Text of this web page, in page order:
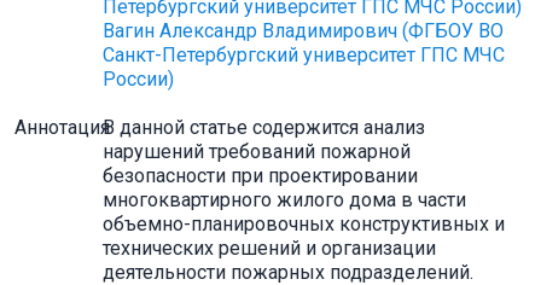
Петербургский университет ГПС МЧС России)
Вагин Александр Владимирович (ФГБОУ ВО
Санкт-Петербургский университет ГПС МЧС
России)
АннотацияВ данной статье содержится анализ
нарушений требований пожарной
безопасности при проектировании
многоквартирного жилого дома в части
объемно-планировочных конструктивных и
технических решений и организации
деятельности пожарных подразделений.